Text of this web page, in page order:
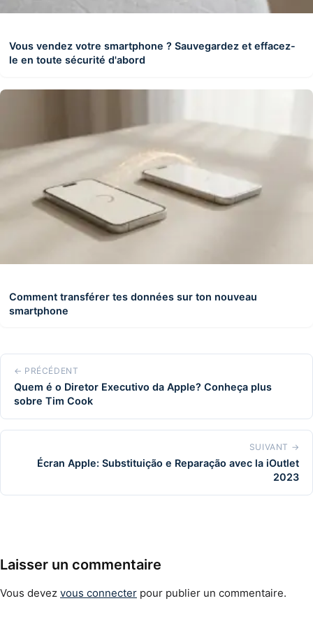
Vous vendez votre smartphone ? Sauvegardez et effacez-
le en toute sécurité d'abord
Comment transférer tes données sur ton nouveau
smartphone
← PRÉCÉDENT
Quem é o Diretor Executivo da Apple? Conheça plus
sobre Tim Cook
SUIVANT →
Écran Apple: Substituição e Reparação avec la iOutlet
2023
Laisser un commentaire
Vous devez vous connecter pour publier un commentaire.